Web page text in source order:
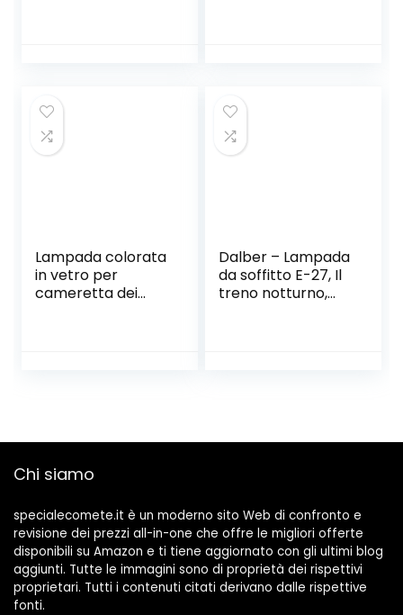
Lampadario per
Camerette
Ragazzi con
Luce Bianca
Fredda
Lampada colorata
in vetro per
cameretta dei
Dalber – Lampada
da soffitto E-27, Il
treno notturno,
Chi siamo
specialecomete.it è un moderno sito Web di confronto e
revisione dei prezzi all-in-one che offre le migliori offerte
disponibili su Amazon e ti tiene aggiornato con gli ultimi blog
aggiunti. Tutte le immagini sono di proprietà dei rispettivi
proprietari. Tutti i contenuti citati derivano dalle rispettive
fonti.